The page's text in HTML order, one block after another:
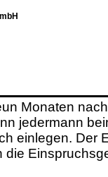
Monaten
jedermann
einlegen. Der
die